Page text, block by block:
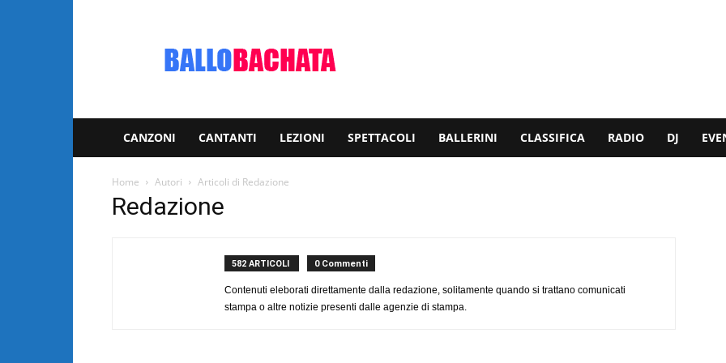
video
CANZONI CANTANTI LEZIONI SPETTACOLI BALLERINI CLASSIFICA RADIO DJ
Home Autori Articoli di Redazione
Redazione
582 ARTICOLI 0 Commenti
Contenuti eleborati direttamente dalla redazione, solitamente quando si trattano comunicati
stampa o altre notizie presenti dalle agenzie di stampa.